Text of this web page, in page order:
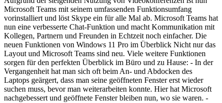
Microsoft Teams mit seinem umfassenden Funktionsumfang
vorinstalliert und löst Skype ein für alle Mal ab. Microsoft Teams hat
nun eine verbesserte Chat-Funktion und macht Kommunikation mit
Kollegen, Partnern und Freunden in Echtzeit noch einfacher. Die
neuen Funktionen von Windows 11 Pro im Überblick Nicht nur das
Layout und Microsoft Teams sind neu. Viele weitere Funktionen
sorgen für den perfekten Überblick im Büro und zu Hause: - In der
Vergangenheit hat man sich oft beim An- und Abdocken des
Laptops geärgert, dass man seine geöffneten Fenster erst wieder
suchen muss, bevor man weiterarbeiten konnte. Hier hat Microsoft
nachgebessert und geöffnete Fenster bleiben nun, wo sie waren. -